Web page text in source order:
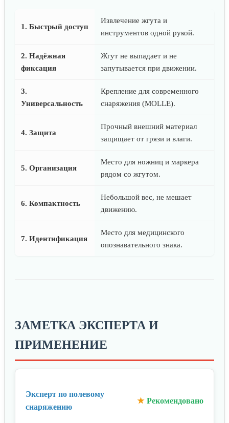
1. Быстрый доступ
Извлечение жгута и
инструментов одной рукой.
2. Надёжная
фиксация
Жгут не выпадает и не
запутывается при движении.
3.
Универсальность
Крепление для современного
снаряжения (MOLLE).
4. Защита
Прочный внешний материал
защищает от грязи и влаги.
5. Организация
Место для ножниц и маркера
рядом со жгутом.
6. Компактность
Небольшой вес, не мешает
движению.
7. Идентификация
Место для медицинского
опознавательного знака.
ЗАМЕТКА ЭКСПЕРТА И
ПРИМЕНЕНИЕ
Эксперт по полевому
снаряжению
Рекомендовано